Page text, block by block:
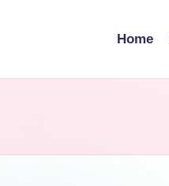
Home